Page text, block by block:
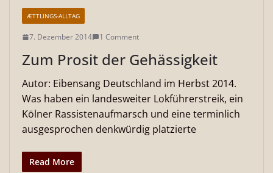
ÆTTLINGS-ALLTAG
7. Dezember 2014 1 Comment
Zum Prosit der Gehässigkeit
Autor: Eibensang Deutschland im Herbst 2014.
Was haben ein landesweiter Lokführerstreik, ein
Kölner Rassistenaufmarsch und eine terminlich
ausgesprochen denkwürdig platzierte
Read More